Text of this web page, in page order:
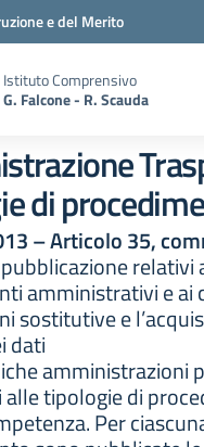
e del Merito
Istituto Comprensivo
G. Falcone - R. Scauda
di
– Articolo 35,
relativi
amministrativi e ai
sostitutive e
dati
amministrazioni
tipologie di
Per